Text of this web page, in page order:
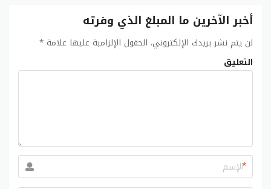
أخبر الآخرين ما المبلغ الذي وفرته
لن يتم نشر بريدك الإلكتروني. الحقول الإلزامية عليها علامة *
التعليق
*